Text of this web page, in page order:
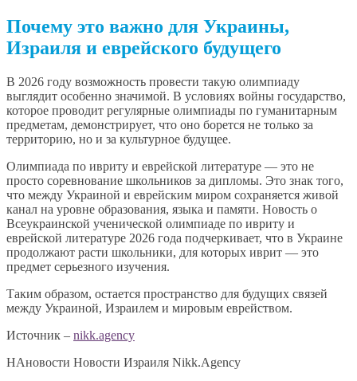
Почему это важно для Украины,
Израиля и еврейского будущего
В 2026 году возможность провести такую олимпиаду
выглядит особенно значимой. В условиях войны государство,
которое проводит регулярные олимпиады по гуманитарным
предметам, демонстрирует, что оно борется не только за
территорию, но и за культурное будущее.
Олимпиада по ивриту и еврейской литературе — это не
просто соревнование школьников за дипломы. Это знак того,
что между Украиной и еврейским миром сохраняется живой
канал на уровне образования, языка и памяти. Новость о
Всеукраинской ученической олимпиаде по ивриту и
еврейской литературе 2026 года подчеркивает, что в Украине
продолжают расти школьники, для которых иврит — это
предмет серьезного изучения.
Таким образом, остается пространство для будущих связей
между Украиной, Израилем и мировым еврейством.
Источник – nikk.agency
НАновости Новости Израиля Nikk.Agency